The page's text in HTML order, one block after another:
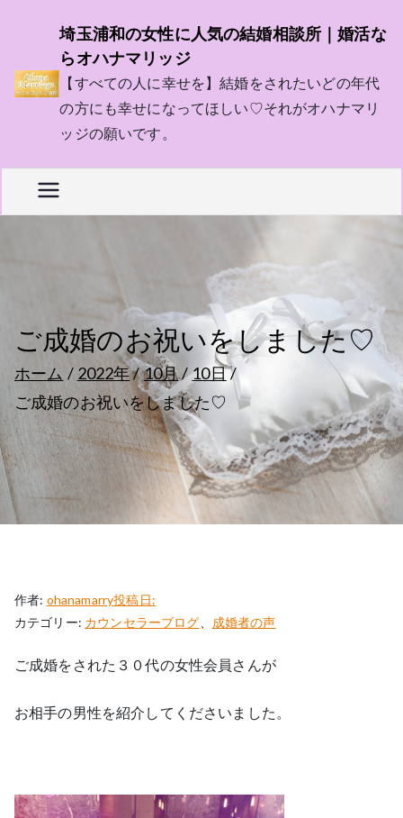
プ
埼玉浦和の女性に人気の結婚相談所｜婚活な
らオハナマリッジ
【すべての人に幸せを】結婚をされたいどの年代
の方にも幸せになってほしい♡それがオハナマリ
ッジの願いです。
ご成婚のお祝いをしました♡
ホーム 2022年 10月
10日
ご成婚のお祝いをしました♡
作者: ohanamarry投稿日:
カテゴリー: カウンセラーブログ 成婚者の声
ご成婚をされた３０代の女性会員さんが
お相手の男性を紹介してくださいました。